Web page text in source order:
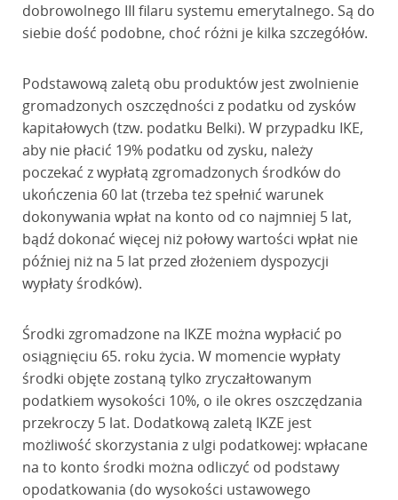
dobrowolnego III filaru systemu emerytalnego. Są do
siebie dość podobne, choć różni je kilka szczegółów.
Podstawową zaletą obu produktów jest zwolnienie
gromadzonych oszczędności z podatku od zysków
kapitałowych (tzw. podatku Belki). W przypadku IKE,
aby nie płacić 19% podatku od zysku, należy
poczekać z wypłatą zgromadzonych środków do
ukończenia 60 lat (trzeba też spełnić warunek
dokonywania wpłat na konto od co najmniej 5 lat,
bądź dokonać więcej niż połowy wartości wpłat nie
później niż na 5 lat przed złożeniem dyspozycji
wypłaty środków).
Środki zgromadzone na IKZE można wypłacić po
osiągnięciu 65. roku życia. W momencie wypłaty
środki objęte zostaną tylko zryczałtowanym
podatkiem wysokości 10%, o ile okres oszczędzania
przekroczy 5 lat. Dodatkową zaletą IKZE jest
możliwość skorzystania z ulgi podatkowej: wpłacane
na to konto środki można odliczyć od podstawy
opodatkowania (do wysokości ustawowego